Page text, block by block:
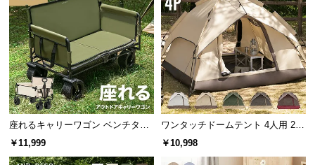
に
つ
い
て
返
品・
キ
ャ
ン
ホローファイバー
座れるキャリーワゴン ベンチタイ
プ 大容量120L 耐荷重150kg
￥11,999
ワンタッチドームテント 4人用 2.1
m ブラックコーティング
￥10,998